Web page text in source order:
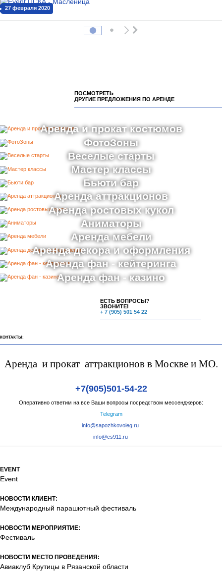
27 февраля 2020
ПОСМОТРЕТЬ
ДРУГИЕ ПРЕДЛОЖЕНИЯ ПО АРЕНДЕ
Аренда и прокат костюмов
ФотоЗоны
Веселые старты
Мастер классы
Бьюти бар
Аренда аттракционов
Аренда ростовых кукол
Аниматоры
Аренда мебели
Аренда декора и оформления
Аренда фан - кейтеринга
Аренда фан - казино
ЕСТЬ ВОПРОСЫ?
ЗВОНИТЕ!
+ 7 (905) 501 54 22
КОНТАКТЫ:
Аренда и прокат аттракционов в Москве и МО.
+7(905)501-54-22
Оперативно ответим на все Ваши вопросы посредством мессенджеров:
Telegram
info@sapozhkovoleg.ru
info@es911.ru
EVENT
Event
НОВОСТИ КЛИЕНТ:
Международный парашютный фестиваль
НОВОСТИ МЕРОПРИЯТИЕ:
Фестиваль
НОВОСТИ МЕСТО ПРОВЕДЕНИЯ:
Авиаклуб Крутицы в Рязанской области